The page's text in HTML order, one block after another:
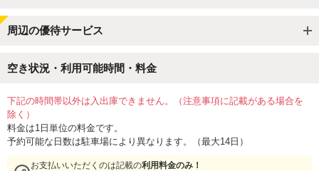
周辺の優待サービス
空き状況・利用可能時間・料金
下記の時間帯以外は入出庫できません。（注意事項に記載がある場合を
除く）
料金は1日単位の料金です。
予約可能な日数は駐車場により異なります。（最大14日）
お支払いいただくのは記載の利用料金のみ！